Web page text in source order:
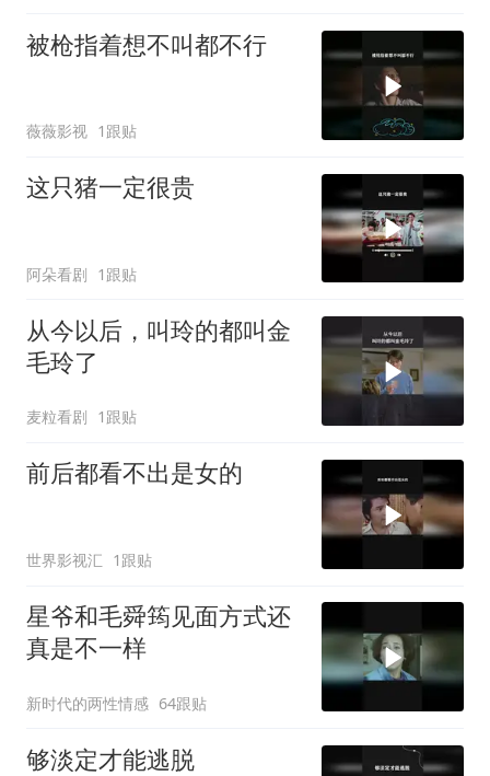
被枪指着想不叫都不行
薇薇影视 1跟贴
这只猪一定很贵
阿朵看剧 1跟贴
从今以后，叫玲的都叫金
毛玲了
麦粒看剧 1跟贴
前后都看不出是女的
世界影视汇 1跟贴
星爷和毛舜筠见面方式还
真是不一样
新时代的两性情感 64跟贴
够淡定才能逃脱